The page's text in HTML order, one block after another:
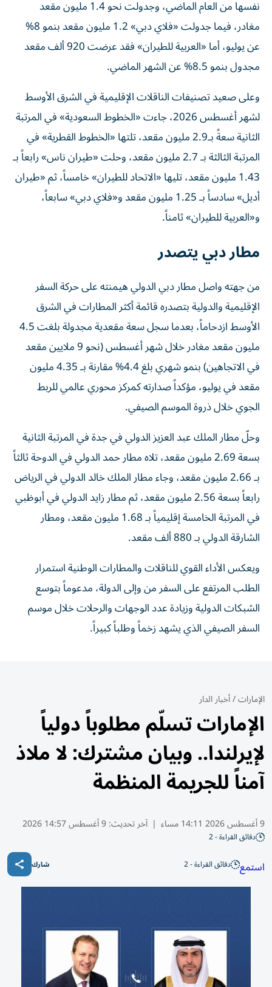
نفسها من العام الماضي، وجدولت نحو 1.4 مليون مقعد
مغادر، فيما جدولت «فلاي دبي» 1.2 مليون مقعد بنمو 8%
عن يوليو، أما «العربية للطيران» فقد عرضت 920 ألف مقعد
مجدول بنمو 8.5% عن الشهر الماضي.
وعلى صعيد تصنيفات الناقلات الإقليمية في الشرق الأوسط
لشهر أغسطس 2026، جاءت «الخطوط السعودية» في المرتبة
الثانية سعةً بـ2.9 مليون مقعد، تلتها «الخطوط القطرية» في
المرتبة الثالثة بـ 2.7 مليون مقعد، وحلت «طيران ناس» رابعاً بـ
1.43 مليون مقعد، تليها «الاتحاد للطيران» خامساً، ثم «طيران
أديل» سادساً بـ 1.25 مليون مقعد و«فلاي دبي» سابعاً،
و«العربية للطيران» ثامناً.
مطار دبي يتصدر
من جهته واصل مطار دبي الدولي هيمنته على حركة السفر
الإقليمية والدولية بتصدره قائمة أكثر المطارات في الشرق
الأوسط ازدحاماً، بعدما سجل سعة مقعدية مجدولة بلغت 4.5
مليون مقعد مغادر خلال شهر أغسطس (نحو 9 ملايين مقعد
في الاتجاهين) بنمو شهري بلغ 4.4% مقارنة بـ 4.35 مليون
مقعد في يوليو، مؤكداً صدارته كمركز محوري عالمي للربط
الجوي خلال ذروة الموسم الصيفي.
وحلّ مطار الملك عبد العزيز الدولي في جدة في المرتبة الثانية
بسعة 2.69 مليون مقعد، تلاه مطار حمد الدولي في الدوحة ثالثاً
بـ 2.66 مليون مقعد، وجاء مطار الملك خالد الدولي في الرياض
رابعاً بسعة 2.56 مليون مقعد، ثم مطار زايد الدولي في أبوظبي
في المرتبة الخامسة إقليمياً بـ 1.68 مليون مقعد، ومطار
الشارقة الدولي بـ 880 ألف مقعد.
ويعكس الأداء القوي للناقلات والمطارات الوطنية استمرار
الطلب المرتفع على السفر من وإلى الدولة، مدعوماً بتوسع
الشبكات الدولية وزيادة عدد الوجهات والرحلات خلال موسم
السفر الصيفي الذي يشهد زخماً وطلباً كبيراً.
الإمارات/أخبار الدار
الإمارات تسلّم مطلوباً دولياً
لإيرلندا.. وبيان مشترك: لا ملاذ
آمناً للجريمة المنظمة
9 أغسطس 2026 14:11 مساء | آخر تحديث:9 أغسطس 14:57 2026
دقائق القراءة - 2
استمع دقائق القراءة - 2 شارك